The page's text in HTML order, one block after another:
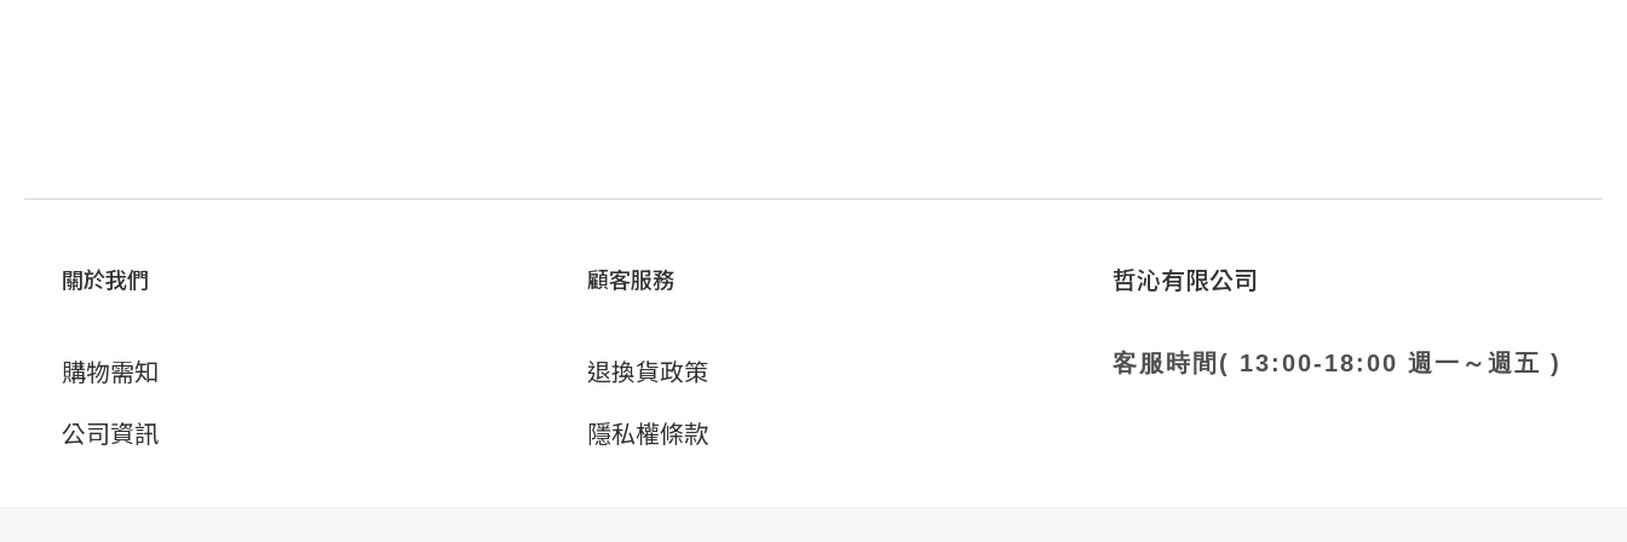
關於我們
購物需知
公司資訊
顧客服務
退換貨政策
隱私權條款
哲沁有限公司
客服時間( 13:00-18:00 週一～週五 )